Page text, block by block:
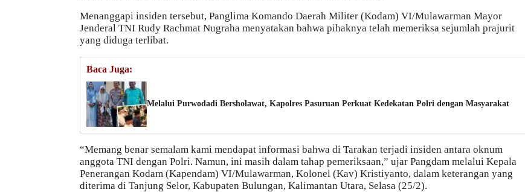
Menanggapi insiden tersebut, Panglima Komando Daerah Militer (Kodam) VI/Mulawarman Mayor
Jenderal TNI Rudy Rachmat Nugraha menyatakan bahwa pihaknya telah memeriksa sejumlah prajurit
yang diduga terlibat.
Baca Juga:
Melalui Purwodadi Bersholawat, Kapolres Pasuruan Perkuat Kedekatan Polri dengan Masyarakat
“Memang benar semalam kami mendapat informasi bahwa di Tarakan terjadi insiden antara oknum
anggota TNI dengan Polri. Namun, ini masih dalam tahap pemeriksaan,” ujar Pangdam melalui Kepala
Penerangan Kodam (Kapendam) VI/Mulawarman, Kolonel (Kav) Kristiyanto, dalam keterangan yang
diterima di Tanjung Selor, Kabupaten Bulungan, Kalimantan Utara, Selasa (25/2).